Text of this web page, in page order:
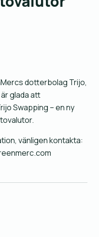
dotterbolag Trijo,
glada att
Swapping – en ny
vänligen kontakta: